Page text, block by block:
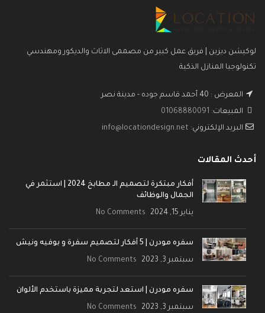
لوكيشن ديزين | فريق عمل كبير من مصممى الاثاث والديكور ومهندسي
تكنولوجيا المنازل الذكية
المعرض : 40 أحمد قاسم جوده - مدينة نصر
المبيعات: 01068880091
البريد الإلكتروني: info@locationdesign.net
أحدث المقالات
أفكار مبتكرة لتصميم الـ مطابخ 2024 | استثمر في
الجمال والوظائف
يناير 15, 2024 No Comments
سفره مودرن | 5 أفكار لتصميم سفرة و بوفيه ونيش
سبتمبر 3, 2023 No Comments
سفره مودرن | استعد لتجربة مميزة باستخدم الألوان
سبتمبر 3, 2023 No Comments